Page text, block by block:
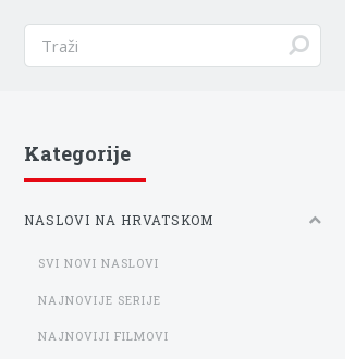
Kategorije
NASLOVI NA HRVATSKOM
SVI NOVI NASLOVI
NAJNOVIJE SERIJE
NAJNOVIJI FILMOVI